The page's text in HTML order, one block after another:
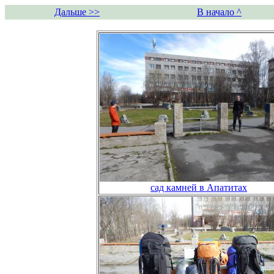
Дальше >> В начало ^
сад камней в Апатитах